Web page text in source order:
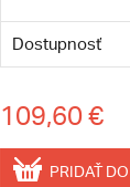
Dostupnosť
109,60 €
PRIDAŤ